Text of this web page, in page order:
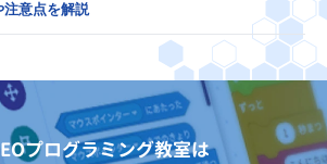
注意点を解説
プログラミング教室は